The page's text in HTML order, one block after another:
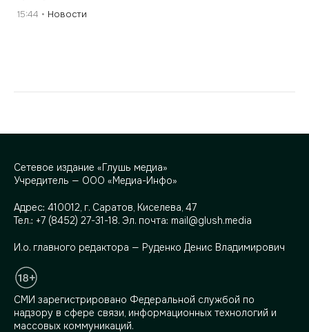
15:44 Новости
Сетевое издание «Глушь медиа»
Учредитель — ООО «Медиа-Инфо»
Адрес: 410012, г. Саратов, Киселева, 47
Тел.: +7 (8452) 27-31-18. Эл. почта: mail@glush.media
И.о. главного редактора — Руденко Денис Владимирович
СМИ зарегистрировано Федеральной службой по
надзору в сфере связи, информационных технологий и
массовых коммуникаций.